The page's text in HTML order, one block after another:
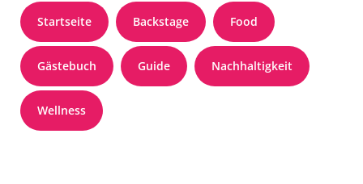
Startseite Backstage Food
Gästebuch Guide Nachhaltigkeit
Wellness